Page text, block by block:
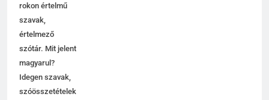
rokon értelmű
szavak,
értelmező
szótár. Mit jelent
magyarul?
Idegen szavak,
szóösszetételek